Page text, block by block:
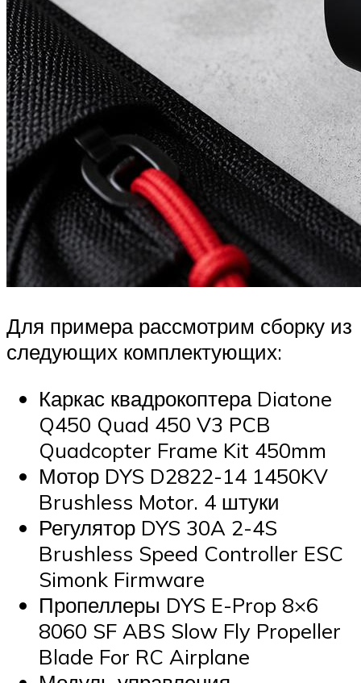
Для примера рассмотрим сборку из
следующих комплектующих:
Каркас квадрокоптера Diatone
Q450 Quad 450 V3 PCB
Quadcopter Frame Kit 450mm
Мотор DYS D2822-14 1450KV
Brushless Motor. 4 штуки
Регулятор DYS 30A 2-4S
Brushless Speed Controller ESC
Simonk Firmware
Пропеллеры DYS E-Prop 8×6
8060 SF ABS Slow Fly Propeller
Blade For RC Airplane